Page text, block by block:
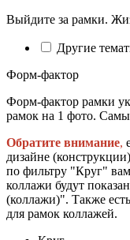
Выйдите за рамки.
Другие
Форм-фактор
Форм-фактор рамки
рамок на 1 фото.
Обратите внимание,
дизайне
по фильтру "Круг"
коллажи будут
(коллажи)". Также
для рамок коллажей.